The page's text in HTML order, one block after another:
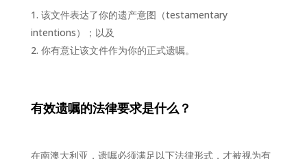
该文件表达了你的遗产意图（testamentary
intentions）；以及
你有意让该文件作为你的正式遗嘱。
有效遗嘱的法律要求是什么？
在南澳大利亚，遗嘱必须满足以下法律形式，才被视为有